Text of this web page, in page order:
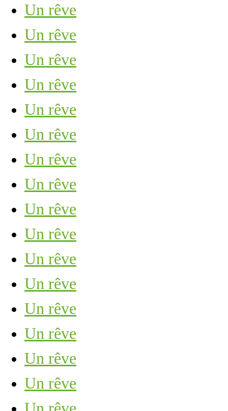
Un rêve
Un rêve
Un rêve
Un rêve
Un rêve
Un rêve
Un rêve
Un rêve
Un rêve
Un rêve
Un rêve
Un rêve
Un rêve
Un rêve
Un rêve
Un rêve